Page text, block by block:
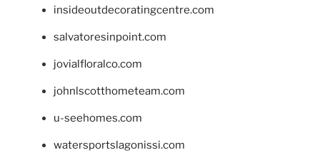
insideoutdecoratingcentre.com
salvatoresinpoint.com
jovialfloralco.com
johnlscotthometeam.com
u-seehomes.com
watersportslagonissi.com